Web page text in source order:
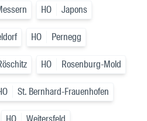
HO Japons
HO Pernegg
HO Rosenburg-Mold
St. Bernhard-Frauenhofen